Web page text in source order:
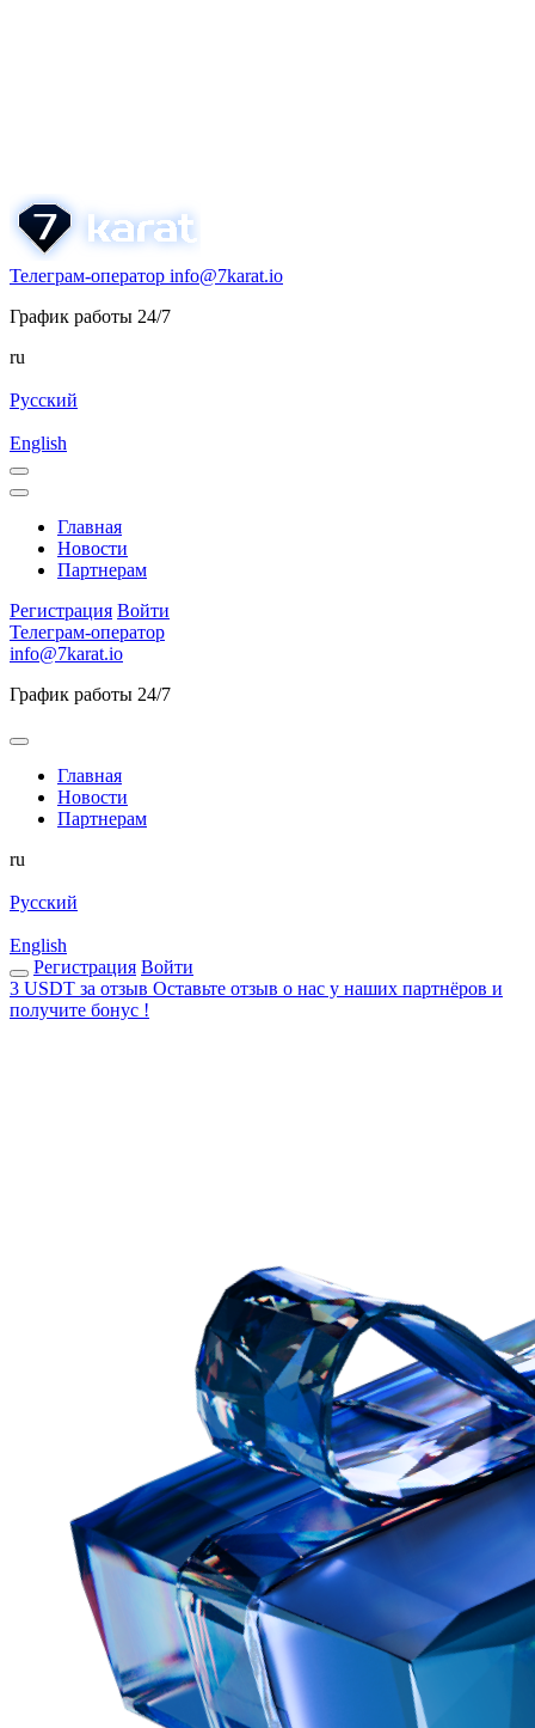
Телеграм-оператор info@7karat.io
График работы 24/7
ru
Русский
English
Главная
Новости
Партнерам
Регистрация Войти
Телеграм-оператор
info@7karat.io
График работы 24/7
Главная
Новости
Партнерам
ru
Русский
English
Регистрация Войти
3 USDT за отзыв Оставьте отзыв о нас у наших партнёров и
получите бонус !